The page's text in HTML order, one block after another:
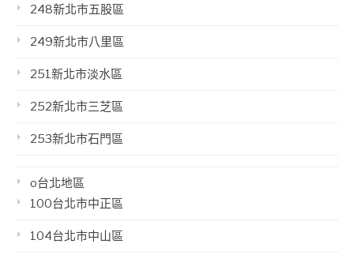
248新北市五股區
249新北市八里區
251新北市淡水區
252新北市三芝區
253新北市石門區
o台北地區
100台北市中正區
104台北市中山區